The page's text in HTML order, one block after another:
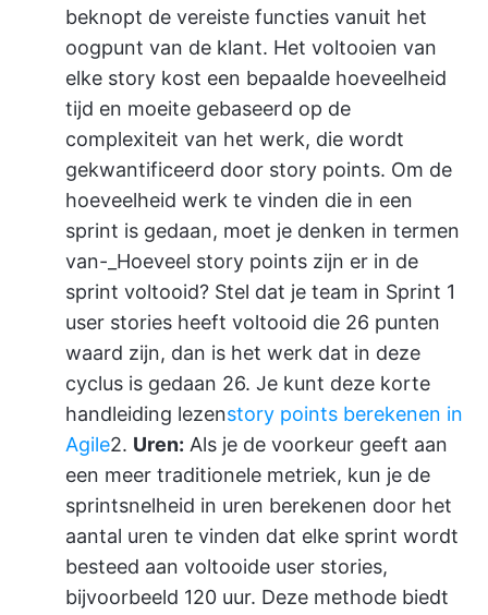
beknopt de vereiste functies vanuit het
oogpunt van de klant. Het voltooien van
elke story kost een bepaalde hoeveelheid
tijd en moeite gebaseerd op de
complexiteit van het werk, die wordt
gekwantificeerd door story points. Om de
hoeveelheid werk te vinden die in een
sprint is gedaan, moet je denken in termen
van-_Hoeveel story points zijn er in de
sprint voltooid? Stel dat je team in Sprint 1
user stories heeft voltooid die 26 punten
waard zijn, dan is het werk dat in deze
cyclus is gedaan 26. Je kunt deze korte
handleiding lezenstory points berekenen in
Agile2. Uren: Als je de voorkeur geeft aan
een meer traditionele metriek, kun je de
sprintsnelheid in uren berekenen door het
aantal uren te vinden dat elke sprint wordt
besteed aan voltooide user stories,
bijvoorbeeld 120 uur. Deze methode biedt